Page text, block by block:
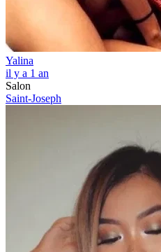
Yalina
il y a 1 an
Salon
Saint-Joseph